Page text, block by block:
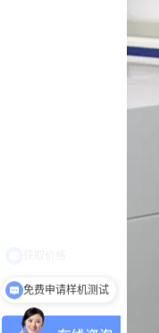
免费申请样机测试